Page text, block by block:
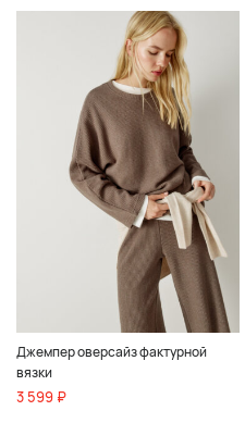
Джемпер оверсайз фактурной
вязки
3 599 ₽